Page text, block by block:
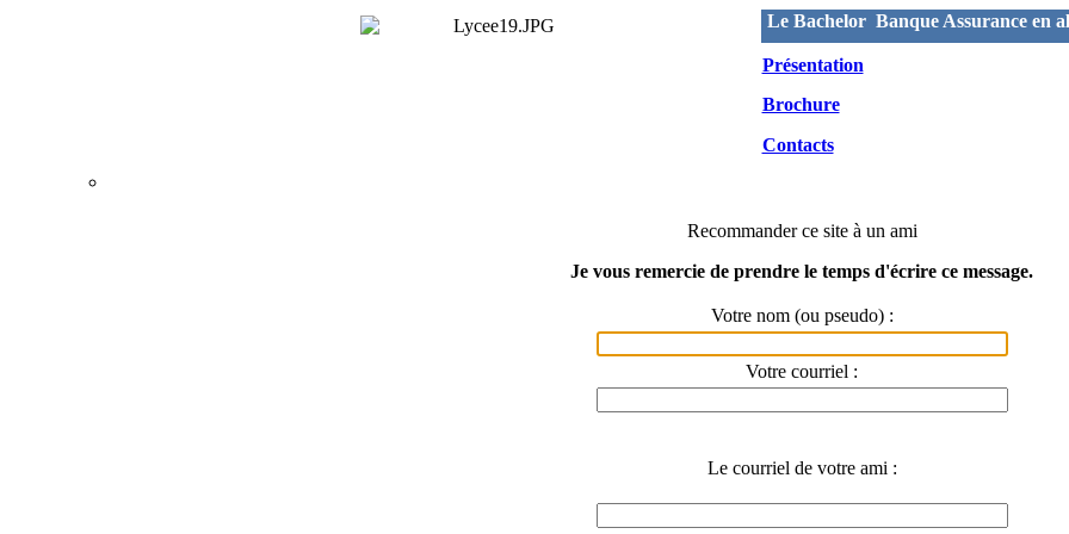
Le Bachelor Banque Assurance en
Présentation
Brochure
Contacts
Recommander ce site à un ami
Je vous remercie de prendre le temps d'écrire ce message.
Votre nom (ou pseudo) :
Votre courriel :
Le courriel de votre ami :